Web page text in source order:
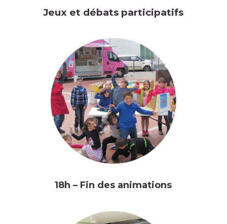
Jeux et débats participatifs
18h – Fin des animations